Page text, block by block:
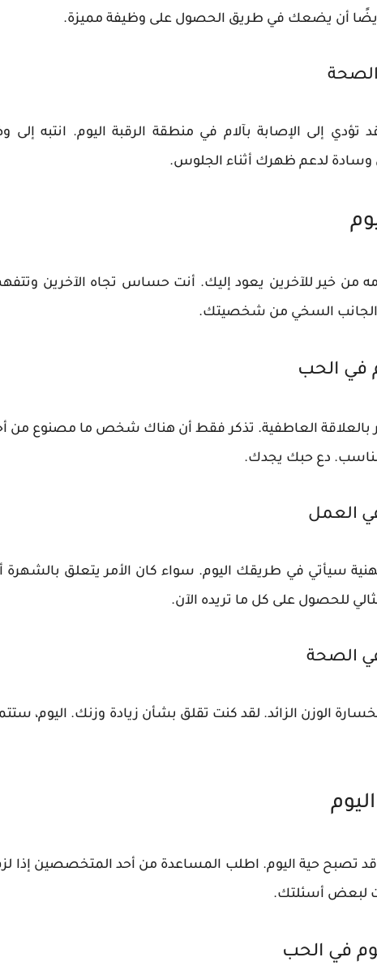
أن يضعك في طريق الحصول على وظيفة مميزة.
الصحة
إلى الإصابة بآلام في منطقة الرقبة اليوم. انتبه إلى
لدعم ظهرك أثناء الجلوس.
من خير للآخرين يعود إليك. أنت حساس تجاه الآخرين
الجانب السخي من شخصيتك.
في الحب
بالعلاقة العاطفية. تذكر فقط أن هناك شخص ما مصنوع من
دع حبك يجدك.
العمل
سيأتي في طريقك اليوم. سواء كان الأمر يتعلق بالشهرة
للحصول على كل ما تريده الآن.
في الصحة
الوزن الزائد. لقد كنت تقلق بشأن زيادة وزنك. اليوم،
تصبح حية اليوم. اطلب المساعدة من أحد المتخصصين إذا لزم
لبعض أسئلتك.
في الحب